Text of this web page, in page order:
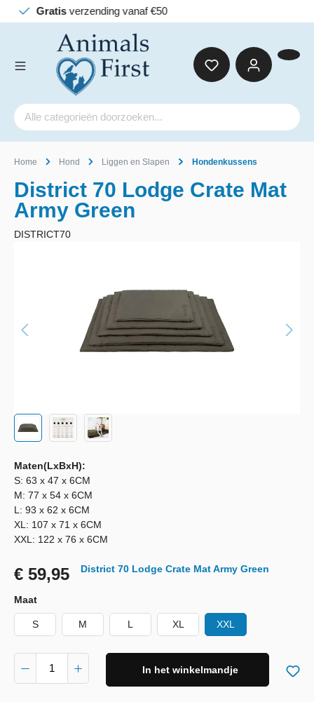
Home Hond Liggen en Slapen Hondenkussens
District 70 Lodge Crate Mat
Army Green
DISTRICT70
Maten(LxBxH):
S: 63 x 47 x 6CM
M: 77 x 54 x 6CM
L: 93 x 62 x 6CM
XL: 107 x 71 x 6CM
XXL: 122 x 76 x 6CM
€ 59,95 District 70 Lodge Crate Mat Army Green
Maat
S M L XL XXL
In het winkelmandje